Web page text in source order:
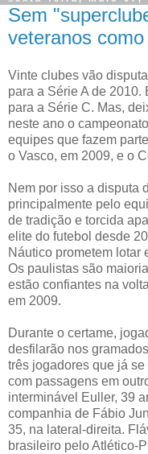
Sem
veteranos
Vinte clubes vão
para a Série A de 2010.
para a Série C. Mas,
neste ano o
equipes que fazem
o Vasco, em 2009, e o
Nem por isso a disputa
principalmente pelo
de tradição e torcida
elite do futebol desde
Náutico prometem lotar
Os paulistas são
estão confiantes na
em 2009.
Durante o certame,
desfilarão nos
três jogadores que já
com passagens em
interminável Euller, 39
companhia de Fábio
35, na lateral-direita.
brasileiro pelo Atlético-